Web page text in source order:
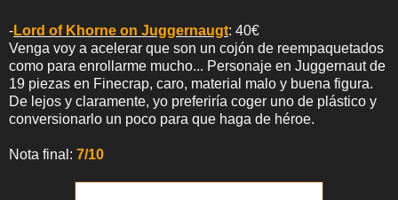
-Lord of Khorne on Juggernaugt: 40€
Venga voy a acelerar que son un cojón de reempaquetados
como para enrollarme mucho... Personaje en Juggernaut de
19 piezas en Finecrap, caro, material malo y buena figura.
De lejos y claramente, yo preferiría coger uno de plástico y
conversionarlo un poco para que haga de héroe.
Nota final: 7/10